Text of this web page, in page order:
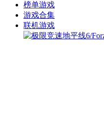
榜单游戏
游戏合集
联机游戏